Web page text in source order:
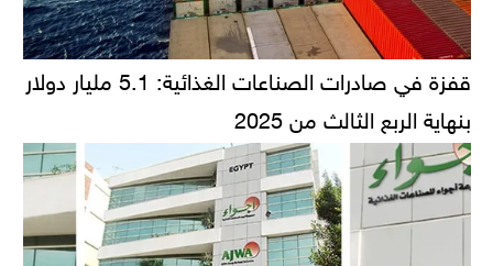
قفزة في صادرات الصناعات الغذائية: 5.1 مليار دولار
بنهاية الربع الثالث من 2025